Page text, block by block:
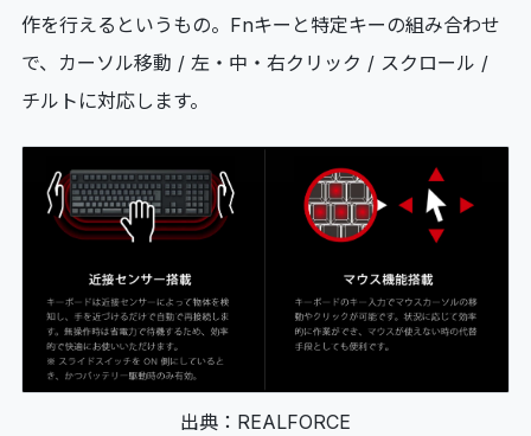
作を行えるというもの。Fnキーと特定キーの組み合わせ
で、カーソル移動 / 左・中・右クリック / スクロール /
チルトに対応します。
出典：REALFORCE